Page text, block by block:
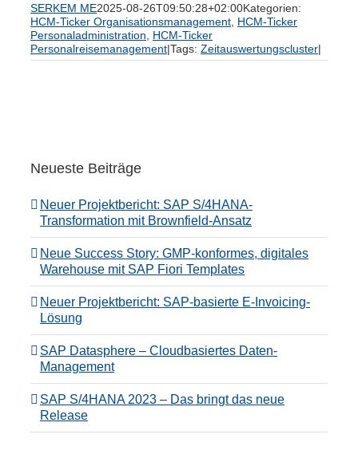
SERKEM ME2025-08-26T09:50:28+02:00Kategorien:
HCM-Ticker Organisationsmanagement HCM-Ticker
Personaladministration
HCM-Ticker
Personalreisemanagement|Tags: Zeitauswertungscluster|
Neueste Beiträge
Neuer Projektbericht: SAP S/4HANA-
Transformation mit Brownfield-Ansatz
Neue Success Story: GMP-konformes, digitales
Warehouse mit SAP Fiori Templates
Neuer Projektbericht: SAP-basierte E-Invoicing-
Lösung
SAP Datasphere – Cloudbasiertes Daten-
Management
SAP S/4HANA 2023 – Das bringt das neue
Release